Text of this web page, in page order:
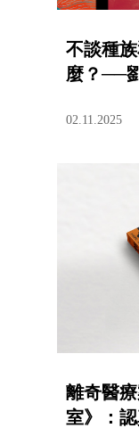
不談種
麼？──
02.11.2025
離奇醫
室》：